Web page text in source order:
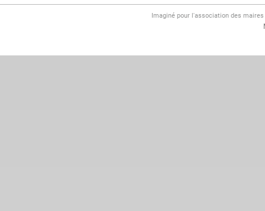
Imaginé pour l'association des